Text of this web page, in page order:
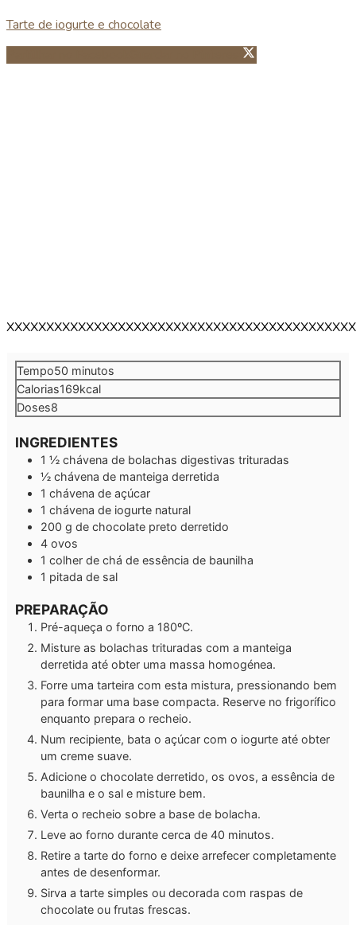
Tarte de iogurte e chocolate
Guardar no Pinterest
Tempo50 minutos
minutos
Calorias169kcal
Doses8
INGREDIENTES
1 ½ chávena de bolachas digestivas trituradas
½ chávena de manteiga derretida
1 chávena de açúcar
1 chávena de iogurte natural
200 g de chocolate preto derretido
4 ovos
1 colher de chá de essência de baunilha
1 pitada de sal
PREPARAÇÃO
Pré-aqueça o forno a 180ºC.
Misture as bolachas trituradas com a manteiga
derretida até obter uma massa homogénea.
Forre uma tarteira com esta mistura, pressionando bem
para formar uma base compacta. Reserve no frigorífico
enquanto prepara o recheio.
Num recipiente, bata o açúcar com o iogurte até obter
um creme suave.
Adicione o chocolate derretido, os ovos, a essência de
baunilha e o sal e misture bem.
Verta o recheio sobre a base de bolacha.
Leve ao forno durante cerca de 40 minutos.
Retire a tarte do forno e deixe arrefecer completamente
antes de desenformar.
Sirva a tarte simples ou decorada com raspas de
chocolate ou frutas frescas.